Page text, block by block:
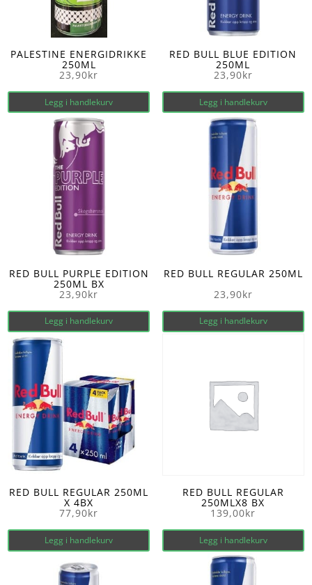
PALESTINE ENERGIDRIKKE
250ML
23,90kr
Legg i handlekurv
RED BULL BLUE EDITION
250ML
23,90kr
Legg i handlekurv
RED BULL PURPLE EDITION
250ML BX
23,90kr
Legg i handlekurv
RED BULL REGULAR 250ML
23,90kr
Legg i handlekurv
RED BULL REGULAR 250ML
X 4BX
77,90kr
Legg i handlekurv
RED BULL REGULAR
250MLX8 BX
139,00kr
Legg i handlekurv